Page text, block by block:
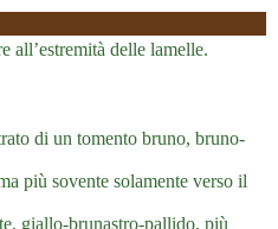
all’estremità delle lamelle.
di un tomento bruno, bruno-
più sovente solamente verso il
giallo-brunastro-pallido, più